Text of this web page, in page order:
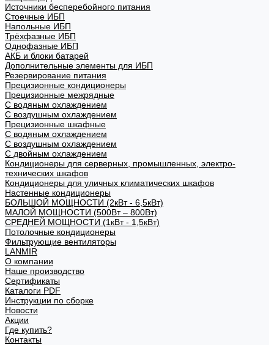
Источники бесперебойного питания
Стоечные ИБП
Напольные ИБП
Трёхфазные ИБП
Однофазные ИБП
АКБ и блоки батарей
Дополнительные элементы для ИБП
Резервирование питания
Прецизионные кондиционеры
Прецизионные межрядные
С водяным охлаждением
С воздушным охлаждением
Прецизионные шкафные
С водяным охлаждением
С воздушным охлаждением
С двойным охлаждением
Кондиционеры для серверных, промышленных, электро-
технических шкафов
Кондиционеры для уличных климатических шкафов
Настенные кондиционеры
БОЛЬШОЙ МОЩНОСТИ (2кВт - 6,5кВт)
МАЛОЙ МОЩНОСТИ (500Вт – 800Вт)
СРЕДНЕЙ МОЩНОСТИ (1кВт - 1,5кВт)
Потолочные кондиционеры
Фильтрующие вентиляторы
LANMIR
О компании
Наше производство
Сертификаты
Каталоги PDF
Инструкции по сборке
Новости
Акции
Где купить?
Контакты